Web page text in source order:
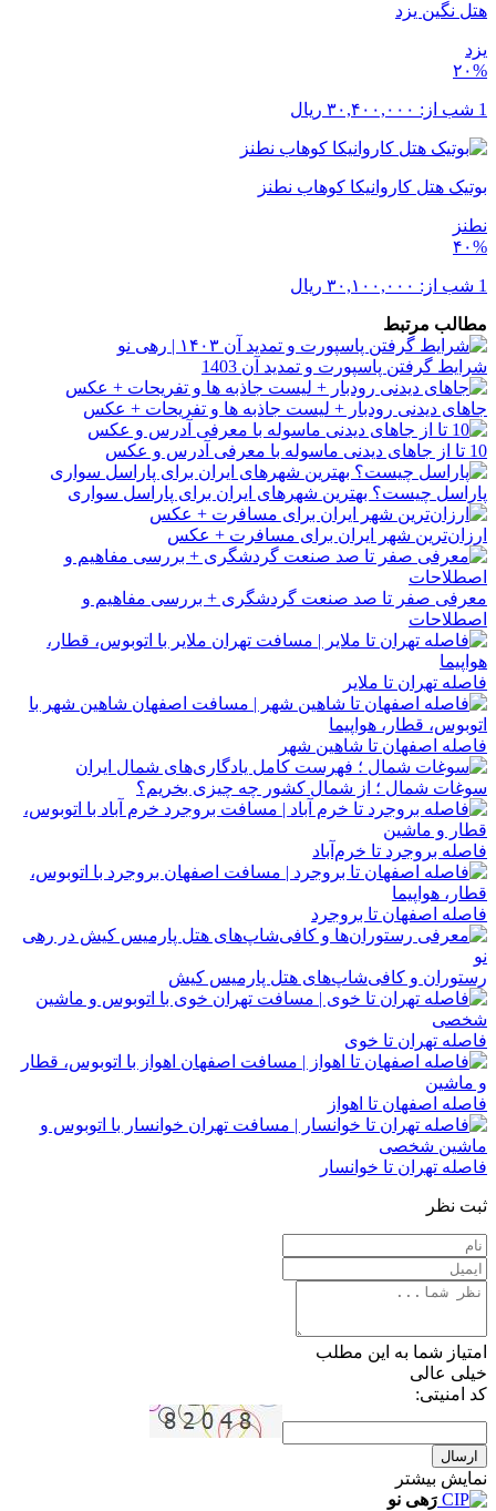
هتل نگین یزد
یزد
۲۰%
1 شب از: ۳۰,۴۰۰,۰۰۰ ریال
بوتیک هتل کاروانیکا کوهاب نطنز
نطنز
۴۰%
1 شب از: ۳۰,۱۰۰,۰۰۰ ریال
مطالب مرتبط
شرایط گرفتن پاسپورت و تمدید آن 1403
جاهای دیدنی رودبار + لیست جاذبه ها و تفریحات + عکس
10 تا از جاهای دیدنی ماسوله با معرفی آدرس و عکس
پاراسل چیست؟ بهترین شهرهای ایران برای پاراسل ‌سواری
ارزان‌‎ترین شهر ایران برای مسافرت + عکس
معرفی صفر تا صد صنعت گردشگری + بررسی مفاهیم و
اصطلاحات
فاصله تهران تا ملایر
فاصله اصفهان تا شاهین شهر
سوغات شمال ؛ از شمال کشور چه چیزی بخریم؟
فاصله بروجرد تا خرم‌آباد
فاصله اصفهان تا بروجرد
رستوران و کافی‌شاپ‌های هتل پارمیس کیش
فاصله تهران تا خوی
فاصله اصفهان تا اهواز
فاصله تهران تا خوانسار
ثبت نظر
امتیاز شما به این مطلب
خیلی عالی
کد امنیتی:
ارسال
نمایش بیشتر
رَهی نو